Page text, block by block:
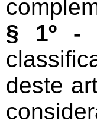
§ 1º -
deste